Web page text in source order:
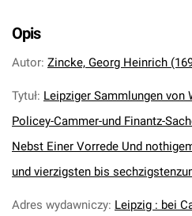
Opis
Autor: Zincke, Georg Heinrich
Tytuł: Leipziger Sammlungen von
Policey-Cammer-und Finantz-
Nebst Einer Vorrede Und
und vierzigsten bis
Adres wydawniczy: Leipzig : bei